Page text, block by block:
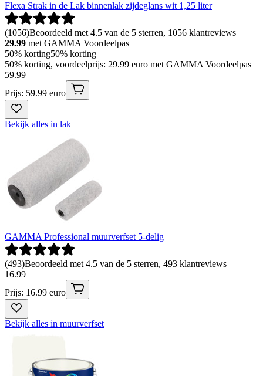
Flexa Strak in de Lak binnenlak zijdeglans wit 1,25 liter
(1056)Beoordeeld met 4.5 van de 5 sterren, 1056 klantreviews
29.99 met GAMMA Voordeelpas
50% korting50% korting
50% korting, voordeelprijs: 29.99 euro met GAMMA Voordeelpas
59.99
Prijs: 59.99 euro
Bekijk alles in lak
GAMMA Professional muurverfset 5-delig
(493)Beoordeeld met 4.5 van de 5 sterren, 493 klantreviews
16.99
Prijs: 16.99 euro
Bekijk alles in muurverfset